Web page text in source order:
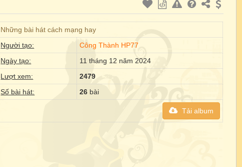
Những bài hát cách mạng hay
Người tạo:
Công Thành HP77
Ngày tạo:
11 tháng 12 năm 2024
Lượt xem:
2479
Số bài hát:
26 bài
Tải album